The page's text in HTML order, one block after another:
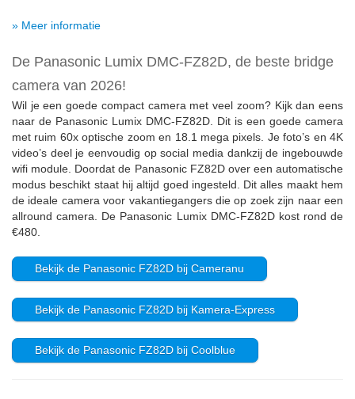
» Meer informatie
De Panasonic Lumix DMC-FZ82D, de beste bridge
camera van 2026!
Wil je een goede compact camera met veel zoom? Kijk dan eens
naar de Panasonic Lumix DMC-FZ82D. Dit is een goede camera
met ruim 60x optische zoom en 18.1 mega pixels. Je foto’s en 4K
video’s deel je eenvoudig op social media dankzij de ingebouwde
wifi module. Doordat de Panasonic FZ82D over een automatische
modus beschikt staat hij altijd goed ingesteld. Dit alles maakt hem
de ideale camera voor vakantiegangers die op zoek zijn naar een
allround camera. De Panasonic Lumix DMC-FZ82D kost rond de
€480.
Bekijk de Panasonic FZ82D bij Cameranu
Bekijk de Panasonic FZ82D bij Kamera-Express
Bekijk de Panasonic FZ82D bij Coolblue